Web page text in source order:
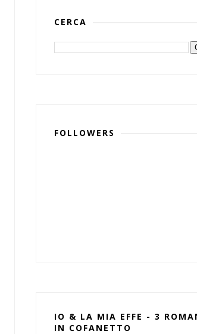
CERCA
FOLLOWERS
IO & LA MIA EFFE - 3
IN COFANETTO